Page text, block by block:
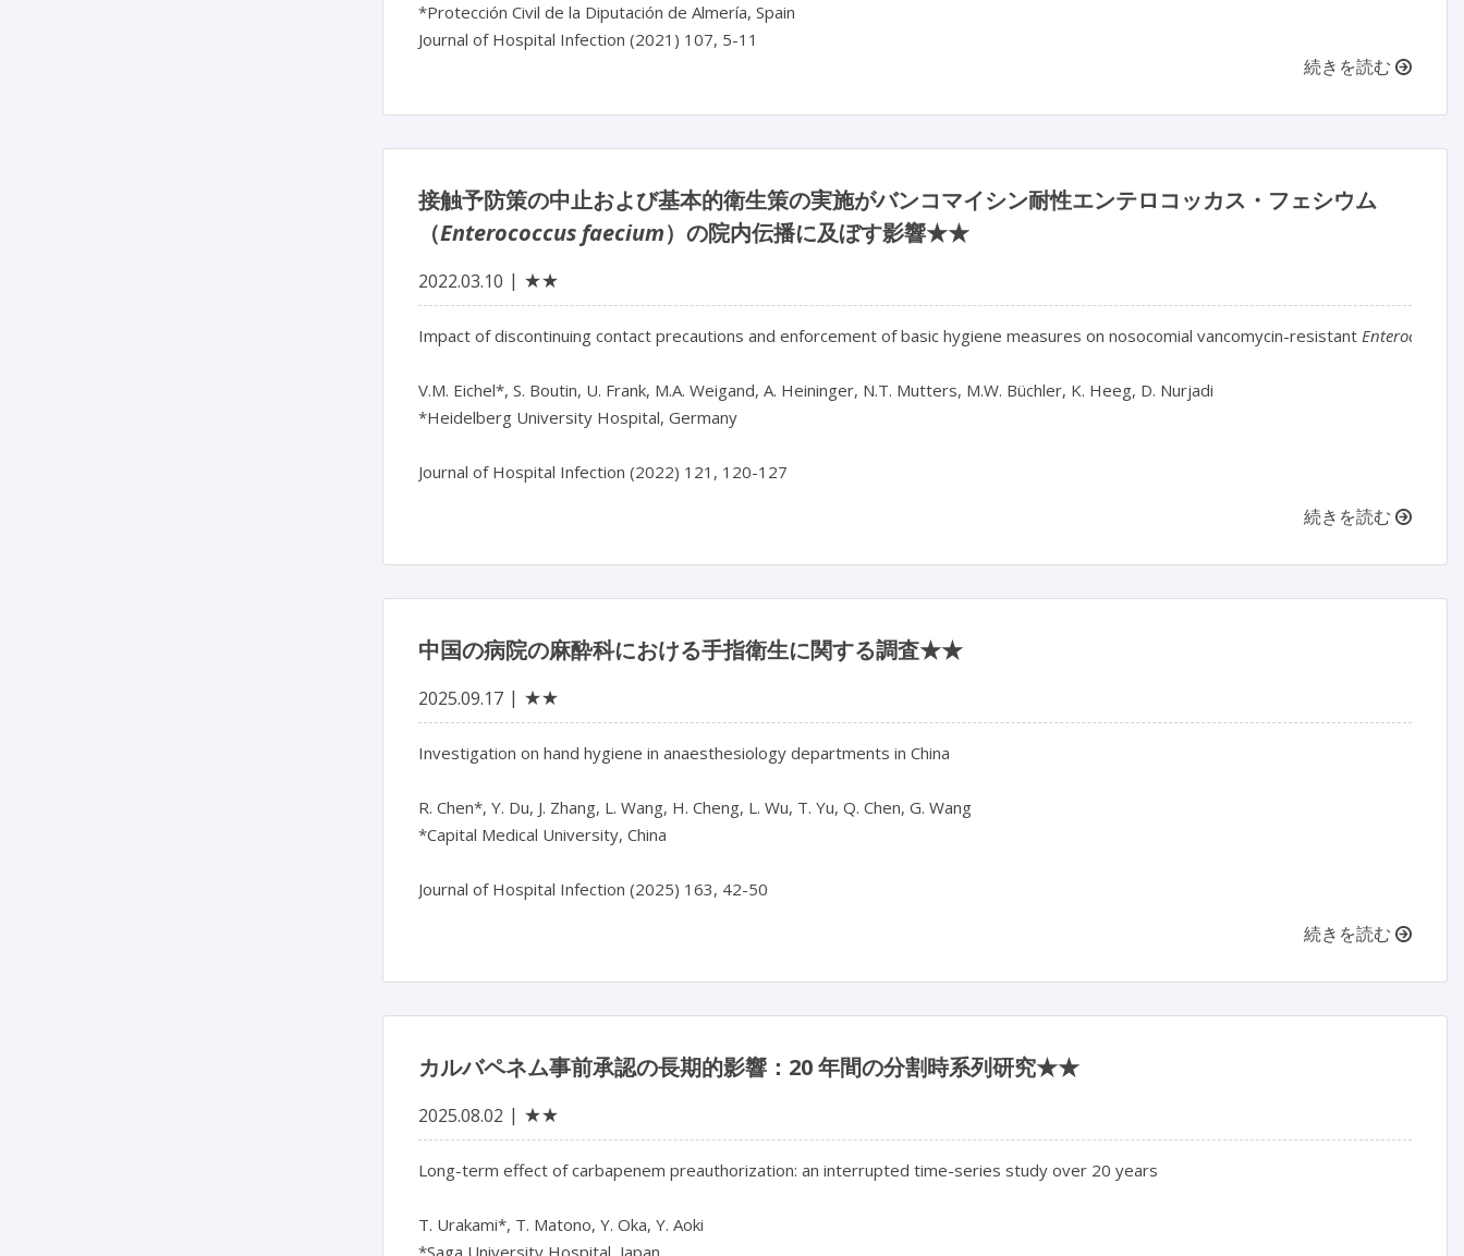
*Protección Civil de la Diputación de Almería, Spain
Journal of Hospital Infection (2021) 107, 5-11
続きを読む
接触予防策の中止および基本的衛生策の実施がバンコマイシン耐性エンテロコッカス・フェシウム
（Enterococcus faecium）の院内伝播に及ぼす影響★★
2022.03.10 ★★
Impact of discontinuing contact precautions and enforcement of basic hygiene measures on nosocomial vancomycin-resistant Enterococcus
V.M. Eichel*, S. Boutin, U. Frank, M.A. Weigand, A. Heininger, N.T. Mutters, M.W. Büchler, K. Heeg, D. Nurjadi
*Heidelberg University Hospital, Germany
続きを読む
中国の病院の麻酔科における手指衛生に関する調査★★
2025.09.17 ★★
Investigation on hand hygiene in anaesthesiology departments in China
R. Chen*, Y. Du, J. Zhang, L. Wang, H. Cheng, L. Wu, T. Yu, Q. Chen, G. Wang
*Capital Medical University, China
続きを読む
カルバペネム事前承認の長期的影響：20 年間の分割時系列研究★★
2025.08.02 ★★
Long-term effect of carbapenem preauthorization: an interrupted time-series study over 20 years
T. Urakami*, T. Matono, Y. Oka, Y. Aoki
*Saga University Hospital, Japan